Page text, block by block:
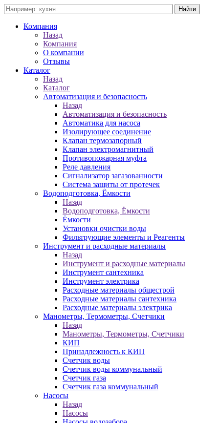
Компания
Назад
Компания
О компании
Отзывы
Каталог
Назад
Каталог
Автоматизация и безопасность
Назад
Автоматизация и безопасность
Автоматика для насоса
Изолирующее соединение
Клапан термозапорный
Клапан электромагнитный
Противопожарная муфта
Реле давления
Сигнализатор загазованности
Система защиты от протечек
Водоподготовка, Ёмкости
Назад
Водоподготовка, Ёмкости
Ёмкости
Установки очистки воды
Фильтрующие элементы и Реагенты
Инструмент и расходные материалы
Назад
Инструмент и расходные материалы
Инструмент сантехника
Инструмент электрика
Расходные материалы общестрой
Расходные материалы сантехника
Расходные материалы электрика
Манометры, Термометры, Счетчики
Назад
Манометры, Термометры, Счетчики
КИП
Принадлежность к КИП
Счетчик воды
Счетчик воды коммунальный
Счетчик газа
Счетчик газа коммунальный
Насосы
Назад
Насосы